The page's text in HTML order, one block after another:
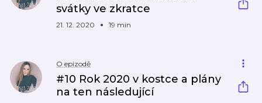
svátky ve zkratce
21. 12. 2020 19 min
O epizodě
#10 Rok 2020 v kostce a plány
na ten následující